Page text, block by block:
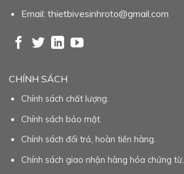
Email: thietbivesinhroto@gmail.com
CHÍNH SÁCH
Chính sách chất lượng.
Chính sách bảo mật.
Chính sách đổi trả, hoàn tiền hàng.
Chính sách giao nhận hàng hóa chứng từ.